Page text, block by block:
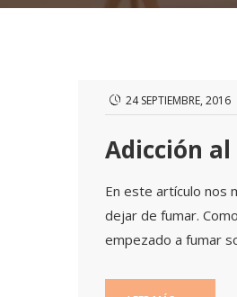
24 SEPTIEMBRE, 2016
Adicción
En este artículo nos
dejar de fumar.
empezado a fumar